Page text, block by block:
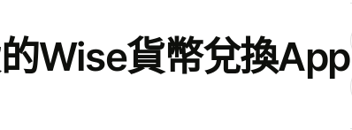
Wise貨幣兌換App